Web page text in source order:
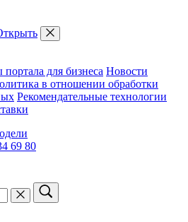
для бизнеса Новости
в отношении обработки
Рекомендательные технологии
69 80